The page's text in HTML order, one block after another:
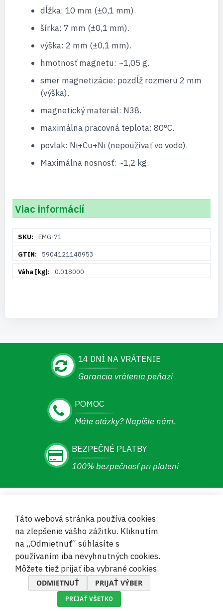
dĺžka: 10 mm (±0,1 mm).
šírka: 7 mm (±0,1 mm).
výška: 2 mm (±0,1 mm).
hmotnosť magnetu: ~1,05 g.
smer magnetizácie: pozdĺž rozmeru 2 mm
(výška).
magnetický materiál: N38.
maximálna pracovná teplota: 80°C.
povlak: Ni+Cu+Ni (nepoužívať vo vode).
Maximálna nosnosť: ~1,2 kg.
Viac informácií
informáciíEMG-71
5904121148953
0.018000
14 DNÍ NA VRÁTENIE
Garancia vrátenia peňazí
POMOC
Máte otázky? Napíšte nám.
BEZPEČNÉ PLATBY
100% bezpečnosť pri platení
O spoločnosti
Informácie
Zákaznícky servis
Bezpečné a pohodlné platby
Táto webová stránka používa cookies
na zlepšenie vášho zážitku. Kliknutím
na „Odmietnuť“ súhlasíte s
používaním iba nevyhnutných cookies.
Môžete tiež prijať iba vybrané cookies.
ODMIETNUŤ PRIJAŤ VÝBER
PRIJAŤ VŠETKO